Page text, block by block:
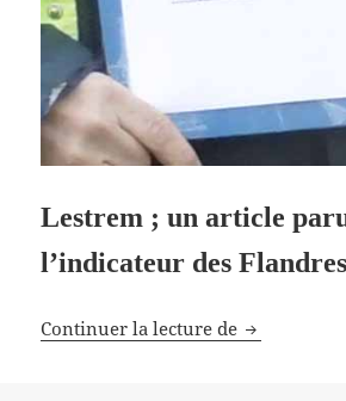
Lestrem ; un article
l’indicateur des Flandres
Continuer la lecture de A Lestrem,